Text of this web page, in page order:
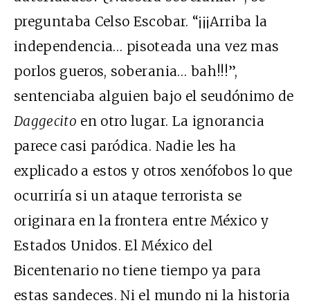
preguntaba Celso Escobar. “¡¡¡Arriba la
independencia… pisoteada una vez mas
porlos gueros, soberania… bah!!!”,
sentenciaba alguien bajo el seudónimo de
Daggecito en otro lugar. La ignorancia
parece casi paródica. Nadie les ha
explicado a estos y otros xenófobos lo que
ocurriría si un ataque terrorista se
originara en la frontera entre México y
Estados Unidos. El México del
Bicentenario no tiene tiempo ya para
estas sandeces. Ni el mundo ni la historia